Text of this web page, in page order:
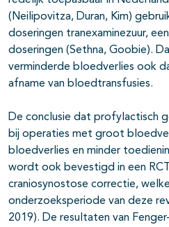
(Neilipovitza, Duran, Kim)
doseringen tranexaminezuur,
doseringen (Sethna, Goobie).
verminderde bloedverlies ook
afname van bloedtransfusies.
De conclusie dat profylactisch
bij operaties met groot
bloedverlies en minder
wordt ook bevestigd in een
craniosynostose correctie,
onderzoeksperiode van deze
2019). De resultaten van